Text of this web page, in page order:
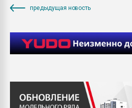
предыдущая новость